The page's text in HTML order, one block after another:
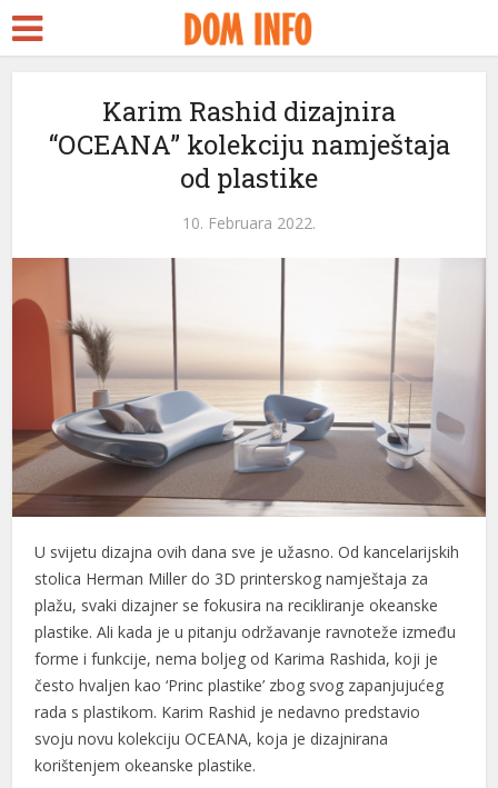
Karim Rashid dizajnira
“OCEANA” kolekciju namještaja
od plastike
10. Februara 2022.
U svijetu dizajna ovih dana sve je užasno. Od kancelarijskih
stolica Herman Miller do 3D printerskog namještaja za
plažu, svaki dizajner se fokusira na recikliranje okeanske
plastike. Ali kada je u pitanju održavanje ravnoteže između
forme i funkcije, nema boljeg od Karima Rashida, koji je
često hvaljen kao ‘Princ plastike’ zbog svog zapanjujućeg
rada s plastikom. Karim Rashid je nedavno predstavio
svoju novu kolekciju OCEANA, koja je dizajnirana
korištenjem okeanske plastike.